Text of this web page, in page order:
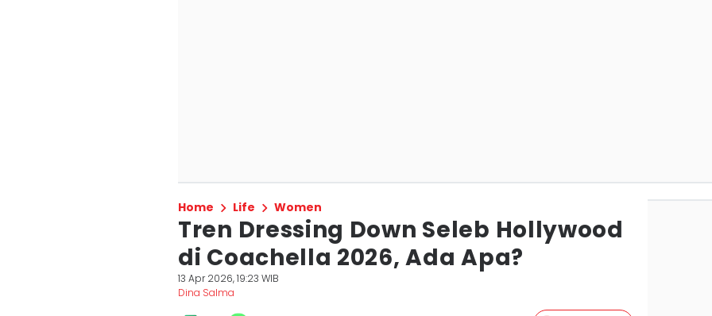
Home Life Women
Tren Dressing Down Seleb Hollywood
di Coachella 2026, Ada Apa?
13 Apr 2026, 19:23 WIB
Dina Salma